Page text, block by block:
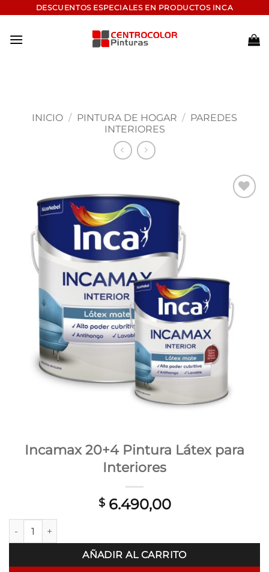
contenido
DESCUENTOS ESPECIALES EN PRODUCTOS INCA
INICIO / PINTURA DE HOGAR / PAREDES
INTERIORES
Incamax 20+4 Pintura Látex para
Interiores
$6.490,00
Incamax 20+4 Pintura Látex para Interiores cantidad
AÑADIR AL CARRITO